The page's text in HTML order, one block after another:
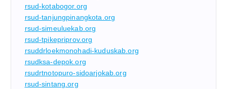
rsud-kotabogor.org
rsud-tanjungpinangkota.org
rsud-simeuluekab.org
rsud-tpikepriprov.org
rsuddrloekmonohadi-kuduskab.org
rsudksa-depok.org
rsudrtnotopuro-sidoarjokab.org
rsud-sintang.org